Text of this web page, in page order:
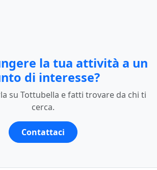
la tua attività a un
di interesse?
su Tottubella e fatti trovare da chi ti
cerca.
Contattaci